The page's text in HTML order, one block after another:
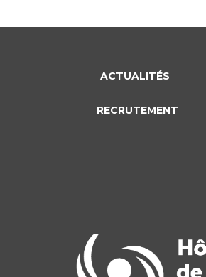
ACTUALITÉS
RECRUTEMENT